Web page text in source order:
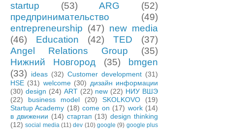
startup (53) ARG
(52)
предпринимательство
(49)
entrepreneurship (47) new media
(46)
Education (42) TED
(37)
Angel Relations Group
(35)
Нижний Новгород
(35)
bmgen
(33)
ideas (32) Customer development (31)
HSE (31) welcome (30) дизайн информации
(30) design (24) ART (22) new (22) НИУ ВШЭ
(22)
business model (20) SKOLKOVO
(19)
Startup Academy (18) come on (17) work (14)
в движении (14) стартап (13) design thinking
(12) social media (11) dev (10) google (9) google plus